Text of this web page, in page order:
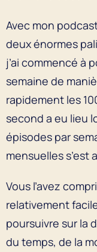
Avec mon
deux énormes
j’ai commencé à
semaine de
rapidement les
second a eu lieu
épisodes par
mensuelles s’est
Vous l’avez
relativement
poursuivre sur la
du temps, de la